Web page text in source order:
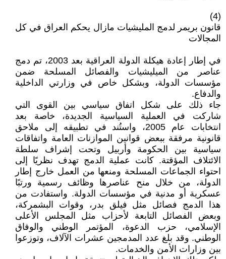
(4)
قانون بريمر لدمج المليشيات مازال يحكم العراق في كل
المجالات
في إطار إعادة هيكلة الدولة العراقية بعد 2003، تم دمج
عناصر من الميليشيات والفصائل المسلحة ضمن
مؤسسات الدولة، وبشكل خاص في وزارتي الداخلية
والدفاع.
جاء ذلك على شكل اتفاق سياسي بين القوى التي
شاركت في العملية السياسية الجديدة، خاصة بعد
انتخابات عام 2005، واستُند في تطبيقه إلى ملاحق
قانونية مرفقة ببعض قوانين الموازنات العامة واتفاقات
سياسية بين الحكومة وأربيل وتحت إشراف سلطة
الائتلاف المؤقتة. كانت عملية الدمج تهدف نظريًا إلى
احتواء الجماعات المسلحة ومنعها من العمل خارج إطار
الدولة، من خلال منح عناصرها وظائف رسمية ورتبًا
عسكرية أو مدنية في مؤسسات الدولة. واستفادت من
هذا الدمج فصائل مثل فيلق بدر، وقوات البشمركة،
وبعض الفصائل التابعة لأحزاب مثل المجلس الأعلى
الإسلامي، حزب الدعوة، المؤتمر الوطني والوفاق
الوطني. وقد بلغ عدد المدمجين عشرات الآلاف، وتوزعوا
بين وزارات الأمن والخدمات.